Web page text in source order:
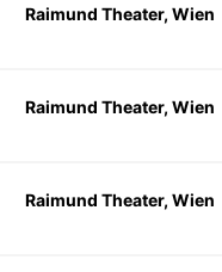
Raimund Theater, Wien
Raimund Theater, Wien
Raimund Theater, Wien